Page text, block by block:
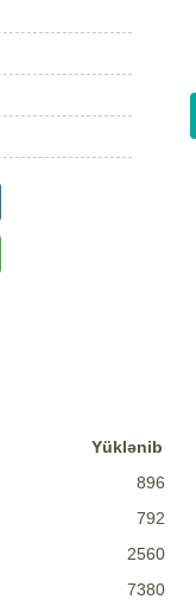
Yüklənib
896
792
2560
7380